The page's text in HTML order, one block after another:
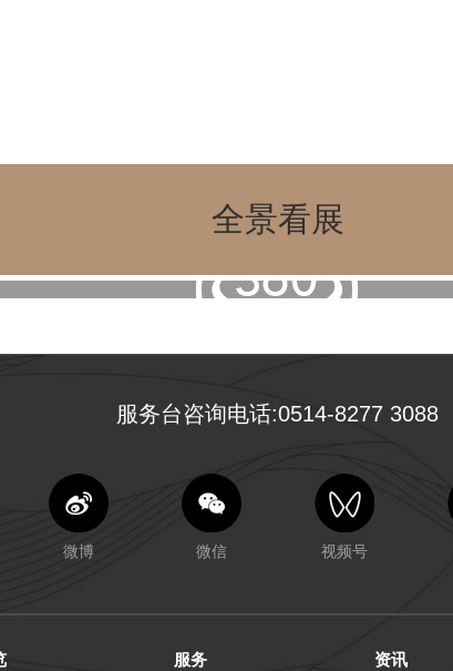
全景看展
服务台咨询电话:0514-8277 3088
微博 微信 视频号
服务 资讯